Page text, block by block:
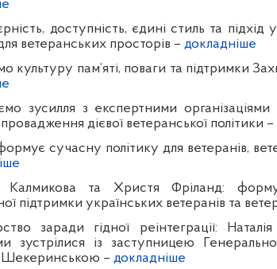
доступність, єдині стиль та
ветеранських просторів – докладніше
культуру пам’яті, поваги та підтримки
зусилля з експертними
дієвої ветеранської політики –
сучасну політику для ветеранів,
Калмикова та Христя Фріланд:
підтримки українських ветеранів та
заради гідної реінтеграції:
зустрілися із заступницею
Шекеринською – докладніше